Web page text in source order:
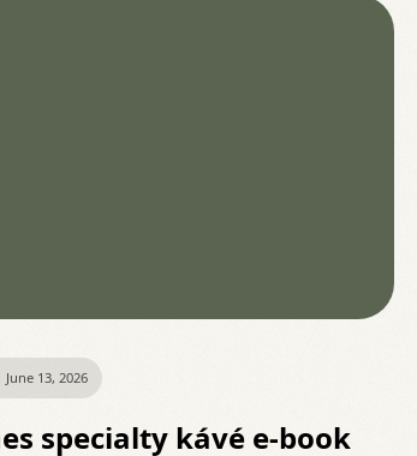
June 13, 2026
specialty kávé e-book